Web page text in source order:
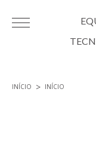
INÍCIO INÍCIO